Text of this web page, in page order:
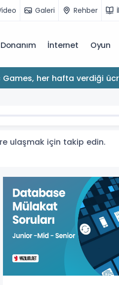
Galeri Rehber
Donanım İnternet Oyun
Games, her hafta verdiği
ulaşmak için takip edin.